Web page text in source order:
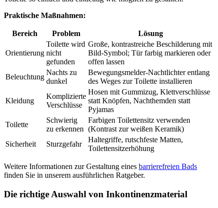
Praktische Maßnahmen:
Bereich Problem Lösung
Orientierung
Toilette wird
nicht
gefunden
Große, kontrastreiche Beschilderung mit
Bild-Symbol; Tür farbig markieren oder
offen lassen
Beleuchtung
Nachts zu
dunkel
Bewegungsmelder-Nachtlichter entlang
des Weges zur Toilette installieren
Kleidung
Komplizierte
Verschlüsse
Hosen mit Gummizug, Klettverschlüsse
statt Knöpfen, Nachthemden statt
Pyjamas
Toilette
Schwierig
zu erkennen
Farbigen Toilettensitz verwenden
(Kontrast zur weißen Keramik)
Sicherheit
Sturzgefahr
Haltegriffe, rutschfeste Matten,
Toilettensitzerhöhung
Weitere Informationen zur Gestaltung eines barrierefreien Bads
finden Sie in unserem ausführlichen Ratgeber.
Die richtige Auswahl von Inkontinenzmaterial